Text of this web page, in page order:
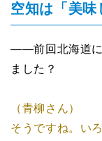
空知は「美味
――前回北海道に
ました？
（青柳さん）
そうですね。い